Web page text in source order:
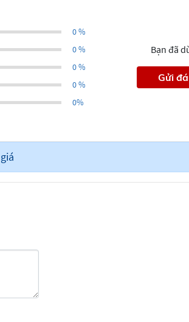
0 %
0 %
0 %
0 %
0%
Bạn đã